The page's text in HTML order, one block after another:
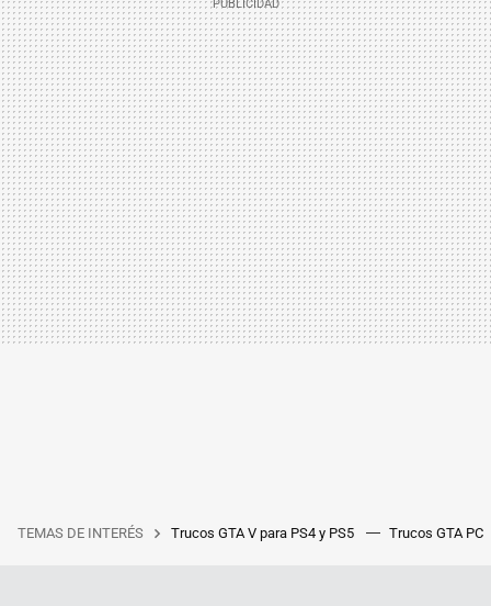
TEMAS DE INTERÉS Trucos GTA V para PS4 y PS5 Trucos GTA PC